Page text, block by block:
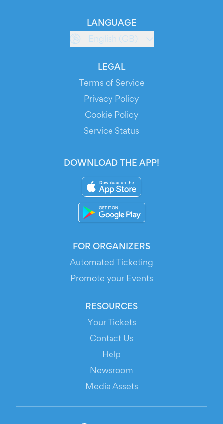
FOR ORGANIZERS
Automated Ticketing
Promote your Events
RESOURCES
Your Tickets
Contact Us
Help
Newsroom
Media Assets
LANGUAGE
English (GB)
LEGAL
Terms of Service
Privacy Policy
Cookie Policy
Service Status
DOWNLOAD THE APP!